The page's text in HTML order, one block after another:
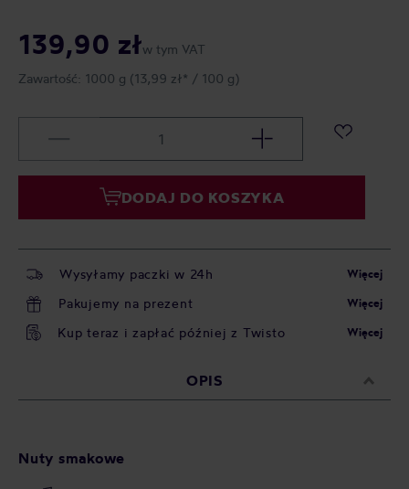
139,90 złw tym VAT
Zawartość: 1000 g (13,99 zł* / 100 g)
DODAJ DO KOSZYKA
Wysyłamy paczki w 24h Więcej
Pakujemy na prezent Więcej
Kup teraz i zapłać później z Twisto Więcej
OPIS
Nuty smakowe